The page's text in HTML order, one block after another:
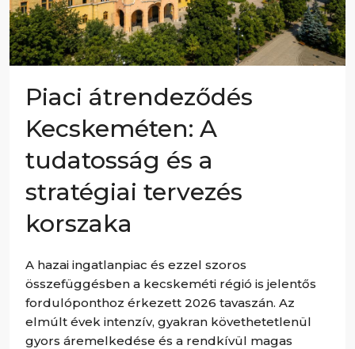
Piaci átrendeződés
Kecskeméten: A
tudatosság és a
stratégiai tervezés
korszaka
A hazai ingatlanpiac és ezzel szoros
összefüggésben a kecskeméti régió is jelentős
fordulóponthoz érkezett 2026 tavaszán. Az
elmúlt évek intenzív, gyakran követhetetlenül
gyors áremelkedése és a rendkívül magas